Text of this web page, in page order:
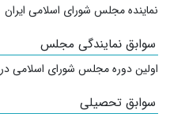
نماینده مجلس شورای اسلامی ایران
سوابق نمایندگی مجلس
اولین دوره مجلس شورای اسلامی در
سوابق تحصیلی